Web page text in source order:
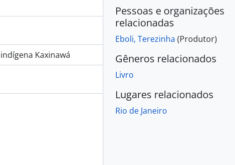
Kaxinawá
Pessoas e organizações
relacionadas
Eboli, Terezinha (Produtor)
Gêneros relacionados
Livro
Lugares relacionados
Rio de Janeiro